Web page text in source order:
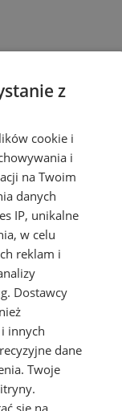
auto
z
cookie i
i
na Twoim
danych
IP, unikalne
w celu
reklam i
Dostawcy
innych
dane
Twoje
się na